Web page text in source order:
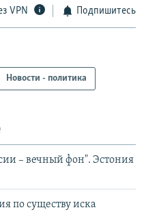
VPN Подпишитесь
Новости - политика
– вечный фон". Эстония
по существу иска